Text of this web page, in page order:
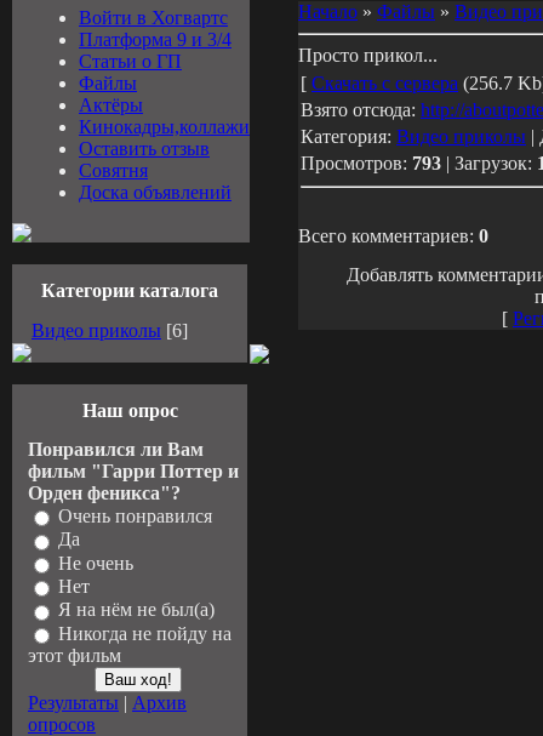
Войти в Хогвартс
Платформа 9 и 3/4
Cтатьи о ГП
Файлы
Актёры
Кинокадры,коллажи
Оставить отзыв
Совятня
Доска объявлений
Категории каталога
Видео приколы [6]
Наш опрос
Понравился ли Вам
фильм "Гарри Поттер и
Орден феникса"?
Очень понравился
Да
Не очень
Нет
Я на нём не был(а)
Никогда не пойду на
этот фильм
Результаты | Архив
опросов
Начало » Файлы » Видео
Просто прикол...
[ Скачать с сервера (256.7
Взято отсюда: http://
Категория: Видео приколы |
Просмотров: 793 | Загрузок:
Всего комментариев: 0
Добавлять
[